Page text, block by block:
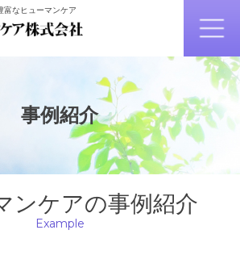
富なヒューマンケア
事例紹介
ンケアの事例紹介
Example